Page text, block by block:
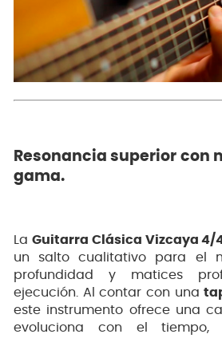
Resonancia superior con
gama.
La Guitarra Clásica Vizcaya 4/
un salto cualitativo para el
profundidad y matices
ejecución. Al contar con una
este instrumento ofrece una
evoluciona con el tiempo,